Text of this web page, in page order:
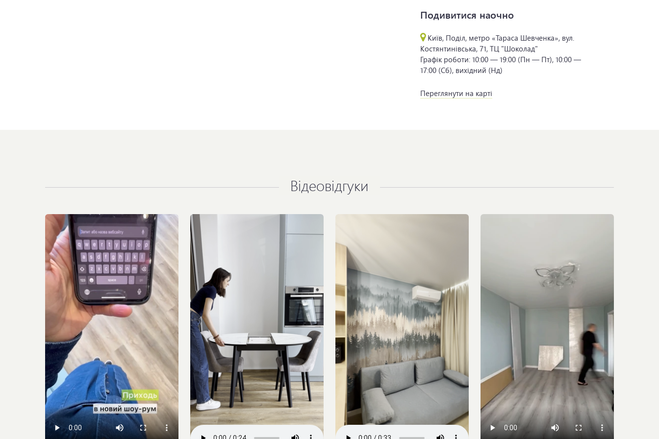
Подивитися наочно
Київ, Поділ, метро «Тараса Шевченка», вул.
Костянтинівська, 71, ТЦ "Шоколад"
Графік роботи: 10:00 — 19:00 (Пн — Пт), 10:00 —
17:00 (Сб), вихідний (Нд)
Переглянути на карті
Відеовідгуки